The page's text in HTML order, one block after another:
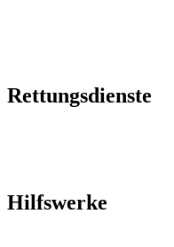
Rettungsdienste
Hilfswerke